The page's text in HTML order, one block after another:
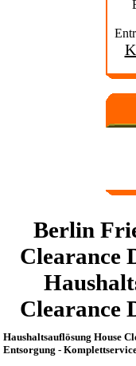
Berlin
Clearance
Clearance
Haushaltsauflösung House
Entsorgung -